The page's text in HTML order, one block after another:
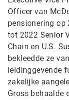
Officer van
pensionering op
tot 2022 Senior
Chain en U.S.
bekleedde ze
leidinggevende
zakelijke
Gross behaalde